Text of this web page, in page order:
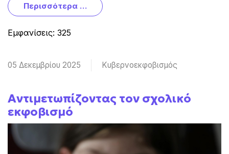
Περισσότερα …
Εμφανίσεις: 325
05 Δεκεμβρίου 2025 Κυβερνοεκφοβισμός
Αντιμετωπίζοντας τον σχολικό
εκφοβισμό